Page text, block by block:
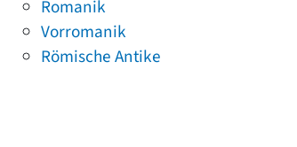
Romanik
Vorromanik
Römische Antike